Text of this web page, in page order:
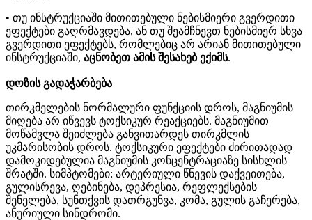
• თუ ინსტრუქციაში მითითებული ნებისმიერი გვერდითი
ეფექტები გაღრმავდება, ან თუ შეამჩნევთ ნებისმიერ სხვა
გვერდითი ეფექტებს, რომლებიც არ არიან მითითებული
ინსტრუქციაში, აცნობეთ ამის შესახებ ექიმს.
დოზის გადაჭარბება
თირკმელების ნორმალური ფუნქციის დროს, მაგნიუმის
მიღება არ იწვევს ტოქსიკურ რეაქციებს. მაგნიუმით
მოწამვლა შეიძლება განვითარდეს თირკმლის
უკმარისობის დროს. ტოქსიკური ეფექტები ძირითადად
დამოკიდებულია მაგნიუმის კონცენტრაციაზე სისხლის
შრატში. სიმპტომები: არტერიული წნევის დაქვეითება,
გულისრევა, ღებინება, დეპრესია, რეფლექსების
შენელება, სუნთქვის დათრგუნვა, კომა, გულის გაჩერება,
ანურიული სინდრომი.